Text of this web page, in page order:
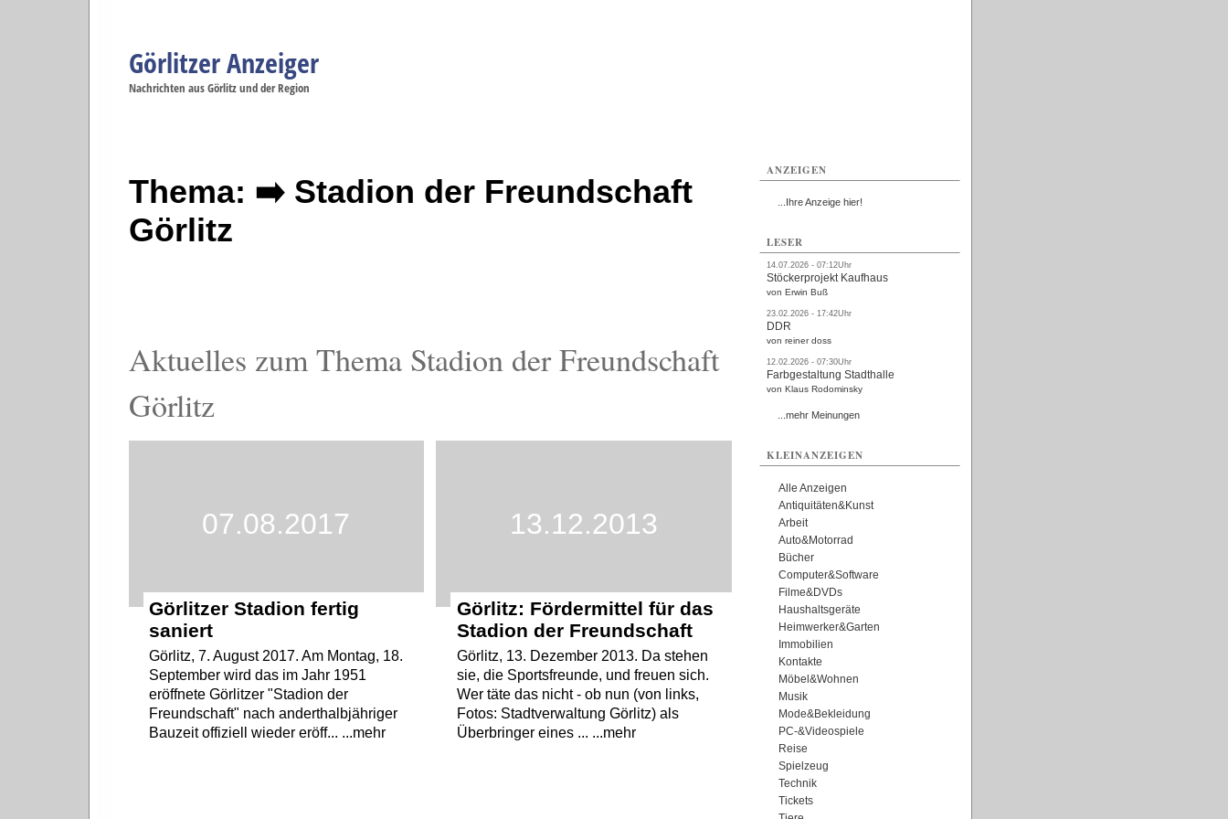
Görlitzer Anzeiger
Nachrichten aus Görlitz und der Region
Thema: ➡️ Stadion der Freundschaft
Görlitz
Aktuelles zum Thema Stadion der Freundschaft
Görlitz
07.08.2017
Görlitzer Stadion fertig
saniert
Görlitz, 7. August 2017. Am Montag, 18.
September wird das im Jahr 1951
eröffnete Görlitzer "Stadion der
Freundschaft" nach anderthalbjähriger
Bauzeit offiziell wieder eröff... ...mehr
13.12.2013
Görlitz: Fördermittel für das
Stadion der Freundschaft
Görlitz, 13. Dezember 2013. Da stehen
sie, die Sportsfreunde, und freuen sich.
Wer täte das nicht - ob nun (von links,
Fotos: Stadtverwaltung Görlitz) als
Überbringer eines ... ...mehr
ANZEIGEN
...Ihre Anzeige hier!
LESER
14.07.2026 - 07:12Uhr
Stöckerprojekt Kaufhaus
von Erwin Buß
23.02.2026 - 17:42Uhr
DDR
von reiner doss
12.02.2026 - 07:30Uhr
Farbgestaltung Stadthalle
von Klaus Rodominsky
...mehr Meinungen
KLEINANZEIGEN
Alle Anzeigen
Antiquitäten&Kunst
Arbeit
Auto&Motorrad
Bücher
Computer&Software
Filme&DVDs
Haushaltsgeräte
Heimwerker&Garten
Immobilien
Kontakte
Möbel&Wohnen
Musik
Mode&Bekleidung
PC-&Videospiele
Reise
Spielzeug
Technik
Tickets